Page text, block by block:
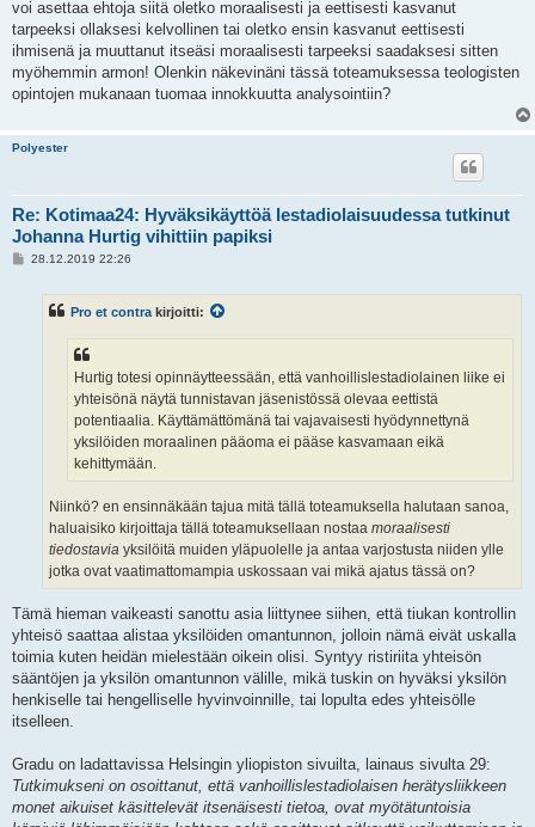
voi asettaa ehtoja siitä oletko moraalisesti ja eettisesti kasvanut
tarpeeksi ollaksesi kelvollinen tai oletko ensin kasvanut eettisesti
ihmisenä ja muuttanut itseäsi moraalisesti tarpeeksi saadaksesi sitten
myöhemmin armon! Olenkin näkevinäni tässä toteamuksessa teologisten
opintojen mukanaan tuomaa innokkuutta analysointiin?
Polyester
Re: Kotimaa24: Hyväksikäyttöä lestadiolaisuudessa tutkinut
Johanna Hurtig vihittiin papiksi
V28.12.2019 22:26
Pro et contra kirjoitti:
Hurtig totesi opinnäytteessään, että vanhoillislestadiolainen liike ei
yhteisönä näytä tunnistavan jäsenistössä olevaa eettistä
potentiaalia. Käyttämättömänä tai vajavaisesti hyödynnettynä
yksilöiden moraalinen pääoma ei pääse kasvamaan eikä
kehittymään.
Niinkö? en ensinnäkään tajua mitä tällä toteamuksella halutaan sanoa,
haluaisiko kirjoittaja tällä toteamuksellaan nostaa moraalisesti
tiedostavia yksilöitä muiden yläpuolelle ja antaa varjostusta niiden ylle
jotka ovat vaatimattomampia uskossaan vai mikä ajatus tässä on?
Tämä hieman vaikeasti sanottu asia liittynee siihen, että tiukan kontrollin
yhteisö saattaa alistaa yksilöiden omantunnon, jolloin nämä eivät uskalla
toimia kuten heidän mielestään oikein olisi. Syntyy ristiriita yhteisön
sääntöjen ja yksilön omantunnon välille, mikä tuskin on hyväksi yksilön
henkiselle tai hengelliselle hyvinvoinnille, tai lopulta edes yhteisölle
itselleen.
Gradu on ladattavissa Helsingin yliopiston sivuilta, lainaus sivulta 29:
Tutkimukseni on osoittanut, että vanhoillislestadiolaisen herätysliikkeen
monet aikuiset käsittelevät itsenäisesti tietoa, ovat myötätuntoisia